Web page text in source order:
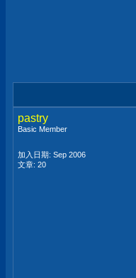
pastry
Basic Member
加入日期: Sep 2006
文章: 20